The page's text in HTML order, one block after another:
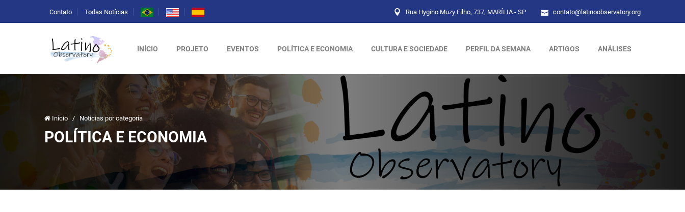
Contato Todas Notícias Rua Hygino Muzy Filho, 737, MARÍLIA - SP contato@latinoobservatory.org
INÍCIO PROJETO EVENTOS POLÍTICA E ECONOMIA CULTURA E SOCIEDADE PERFIL DA SEMANA ARTIGOS ANÁLISES
Início / Noticias por categoría
POLÍTICA E ECONOMIA